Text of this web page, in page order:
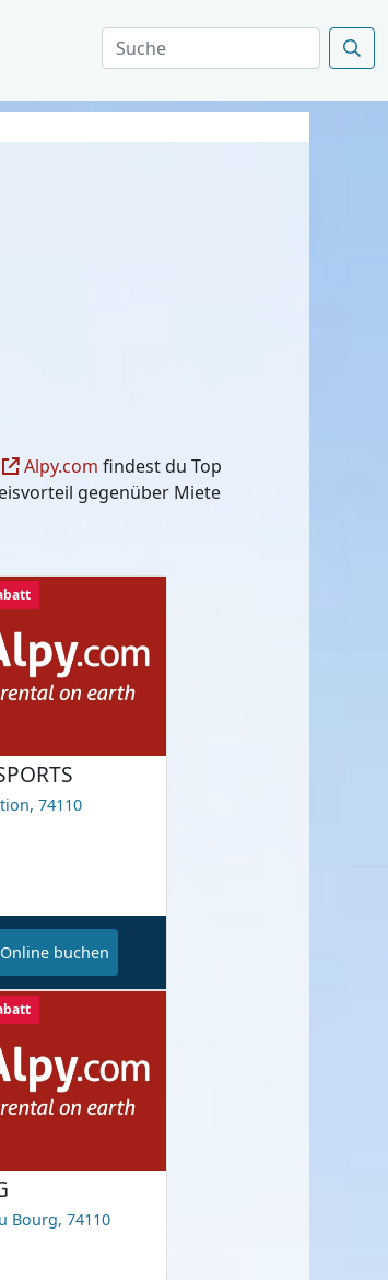
Alpy.com findest du Top
gegenüber Miete
74110
Online buchen
Bourg, 74110